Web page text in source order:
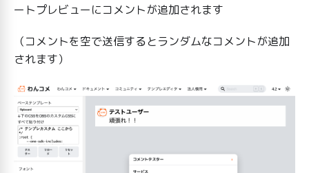
ートプレビューにコメントが追加されます
（コメントを空で送信するとランダムなコメントが追加
されます）